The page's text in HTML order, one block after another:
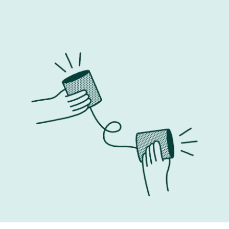
mesurables, atteignables, réalistes et définis
objectif tel que « signer 15 contrats de grands
opportunités supplémentaires de percevoir des
individuelles, les primes fondées sur les ventes
une prime trimestrielle sur objectifs de vente en plus de